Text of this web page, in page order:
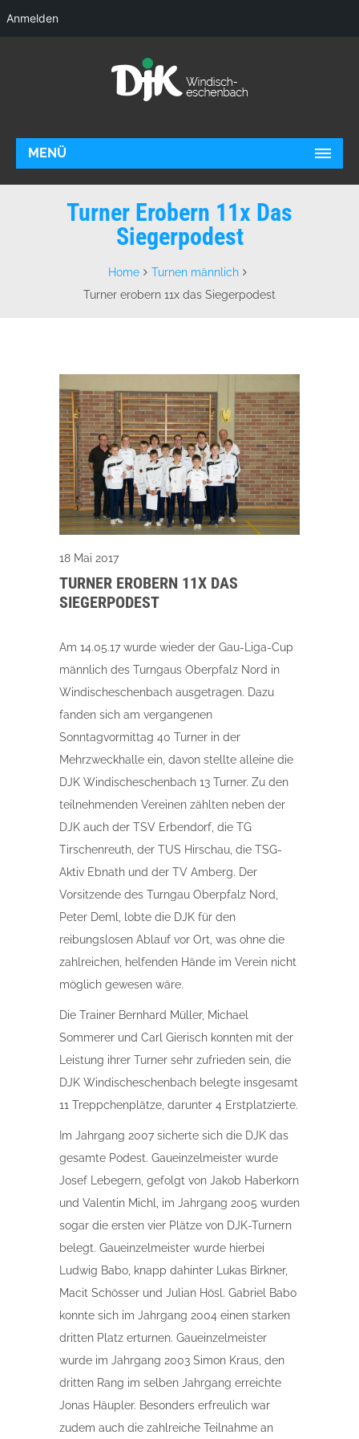
MENÜ
Turner Erobern 11x Das
Siegerpodest
Home
Turnen männlich
Turner erobern 11x das Siegerpodest
18 Mai 2017
TURNER EROBERN 11X DAS
SIEGERPODEST
Am 14.05.17 wurde wieder der Gau-Liga-Cup
männlich des Turngaus Oberpfalz Nord in
Windischeschenbach ausgetragen. Dazu
fanden sich am vergangenen
Sonntagvormittag 40 Turner in der
Mehrzweckhalle ein, davon stellte alleine die
DJK Windischeschenbach 13 Turner. Zu den
teilnehmenden Vereinen zählten neben der
DJK auch der TSV Erbendorf, die TG
Tirschenreuth, der TUS Hirschau, die TSG-
Aktiv Ebnath und der TV Amberg. Der
Vorsitzende des Turngau Oberpfalz Nord,
Peter Deml, lobte die DJK für den
reibungslosen Ablauf vor Ort, was ohne die
zahlreichen, helfenden Hände im Verein nicht
möglich gewesen wäre.
Die Trainer Bernhard Müller, Michael
Sommerer und Carl Gierisch konnten mit der
Leistung ihrer Turner sehr zufrieden sein, die
DJK Windischeschenbach belegte insgesamt
11 Treppchenplätze, darunter 4 Erstplatzierte.
Im Jahrgang 2007 sicherte sich die DJK das
gesamte Podest. Gaueinzelmeister wurde
Josef Lebegern, gefolgt von Jakob Haberkorn
und Valentin Michl, im Jahrgang 2005 wurden
sogar die ersten vier Plätze von DJK-Turnern
belegt. Gaueinzelmeister wurde hierbei
Ludwig Babo, knapp dahinter Lukas Birkner,
Macit Schösser und Julian Hösl. Gabriel Babo
konnte sich im Jahrgang 2004 einen starken
dritten Platz erturnen. Gaueinzelmeister
wurde im Jahrgang 2003 Simon Kraus, den
dritten Rang im selben Jahrgang erreichte
Jonas Häupler. Besonders erfreulich war
zudem auch die zahlreiche Teilnahme an
Anmelden